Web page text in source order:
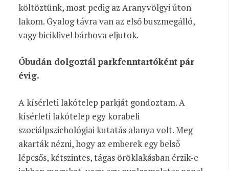
költöztünk, most pedig az Aranyvölgyi úton
lakom. Gyalog távra van az első buszmegálló,
vagy biciklivel bárhova eljutok.
Óbudán dolgoztál parkfenntartóként pár
évig.
A kísérleti lakótelep parkját gondoztam. A
kísérleti lakótelep egy korabeli
szociálpszichológiai kutatás alanya volt. Meg
akarták nézni, hogy az emberek egy belső
lépcsős, kétszintes, tágas öröklakásban érzik-e